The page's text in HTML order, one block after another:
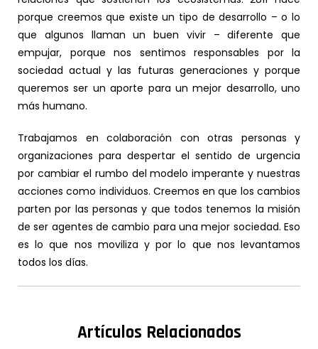
porque creemos que existe un tipo de desarrollo – o lo
que algunos llaman un buen vivir – diferente que
empujar, porque nos sentimos responsables por la
sociedad actual y las futuras generaciones y porque
queremos ser un aporte para un mejor desarrollo, uno
más humano.
Trabajamos en colaboración con otras personas y
organizaciones para despertar el sentido de urgencia
por cambiar el rumbo del modelo imperante y nuestras
acciones como individuos. Creemos en que los cambios
parten por las personas y que todos tenemos la misión
de ser agentes de cambio para una mejor sociedad. Eso
es lo que nos moviliza y por lo que nos levantamos
todos los días.
Artículos Relacionados